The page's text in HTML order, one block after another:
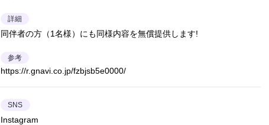
詳細
同伴者の方（1名様）にも同様内容を無償提供します!
参考
https://r.gnavi.co.jp/fzbjsb5e0000/
SNS
Instagram